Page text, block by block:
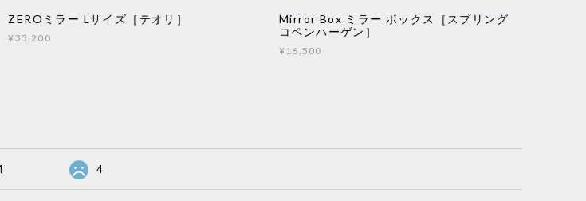
ZEROミラー Lサイズ［テオリ］
¥35,200
Mirror Box ミラー ボックス［スプリング
コペンハーゲン］
¥16,500
4